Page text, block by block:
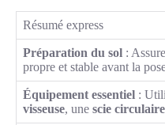
Résumé express
Préparation du sol :
propre et stable avant la
Équipement essentiel :
visseuse, une scie circulaire